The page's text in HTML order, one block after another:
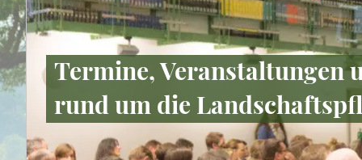
Termine, Veranstaltungen
rund um die